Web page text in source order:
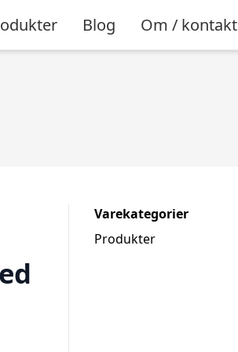
Blog Om / kontakt
Varekategorier
Produkter